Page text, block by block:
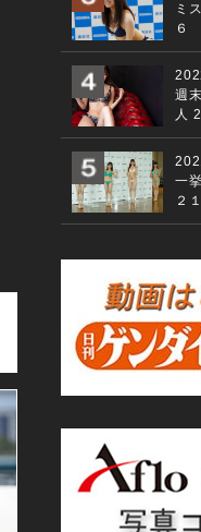
世界ランキング１
０８月０４日 撮影
ミ
６
週
人
一
２